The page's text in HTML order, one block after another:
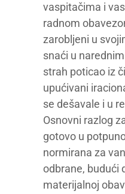
vaspitačima i
radnom
zarobljeni u
snaći u
strah poticao iz
upućivani
se dešavale i u
Osnovni razlog
gotovo u
normirana za
odbrane, budući
materijalnoj